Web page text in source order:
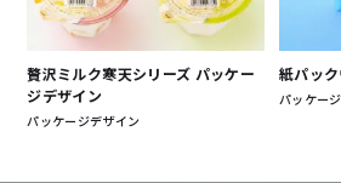
贅沢ミルク寒天シリーズ パッケー
ジデザイン
パッケージデザイン
紙パッ
パッケー